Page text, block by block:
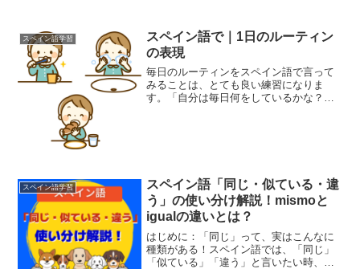
スペイン語学習
スペイン語で｜1日のルーティン
の表現
毎日のルーティンをスペイン語で言って
みることは、とても良い練習になりま
す。「自分は毎日何をしているかな？」
スペイン語学習
スペイン語「同じ・似ている・違
う」の使い分け解説！mismoと
igualの違いとは？
はじめに：「同じ」って、実はこんなに
種類がある！スペイン語では、「同じ」
「似ている」「違う」と言いたい時、状